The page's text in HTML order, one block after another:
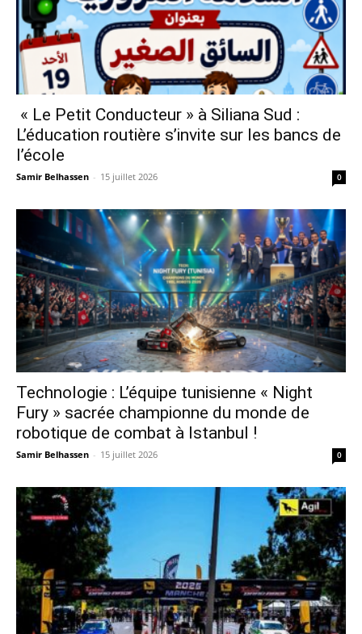
« Le Petit Conducteur » à Siliana Sud :
L’éducation routière s’invite sur les bancs de
l’école
Samir Belhassen - 15 juillet 2026 0
Technologie : L’équipe tunisienne « Night
Fury » sacrée championne du monde de
robotique de combat à Istanbul !
Samir Belhassen - 15 juillet 2026 0